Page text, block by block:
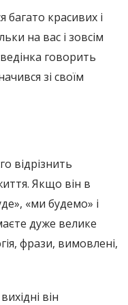
красивих і
на вас і зовсім
говорить
зі своїм
відрізнить
Якщо він в
«ми будемо» і
дуже велике
фрази, вимовлені,
він